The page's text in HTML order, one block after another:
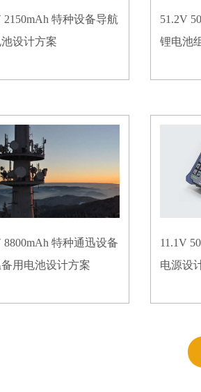
2150mAh 特种设备导航
设计方案
51.2V
锂电池
8800mAh 特种通迅设备
用电池设计方案
11.1V
电源设